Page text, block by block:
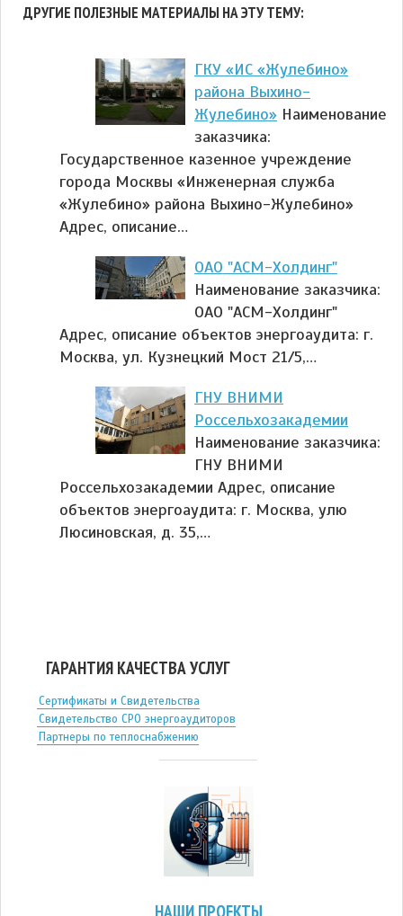
ДРУГИЕ ПОЛЕЗНЫЕ МАТЕРИАЛЫ НА ЭТУ ТЕМУ:
ГКУ «ИС «Жулебино»
района Выхино-
Жулебино» Наименование
заказчика:
Государственное казенное учреждение
города Москвы «Инженерная служба
«Жулебино» района Выхино-Жулебино»
Адрес, описание…
ОАО "АСМ-Холдинг"
Наименование заказчика:
ОАО "АСМ-Холдинг"
Адрес, описание объектов энергоаудита: г.
Москва, ул. Кузнецкий Мост 21/5,…
ГНУ ВНИМИ
Россельхозакадемии
Наименование заказчика:
ГНУ ВНИМИ
Россельхозакадемии Адрес, описание
объектов энергоаудита: г. Москва, улю
Люсиновская, д. 35,…
ГАРАНТИЯ КАЧЕСТВА УСЛУГ
Сертификаты и Свидетельства
Свидетельство СРО энергоаудиторов
Партнеры по теплоснабжению
НАШИ ПРОЕКТЫ